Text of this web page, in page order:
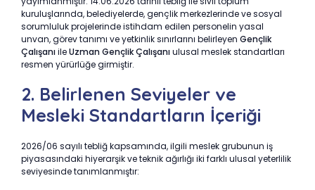
kuruluşlarında, belediyelerde, gençlik merkezlerinde ve sosyal
sorumluluk projelerinde istihdam edilen personelin yasal
unvan, görev tanımı ve yetkinlik sınırlarını belirleyen Gençlik
ÇalışanıileUzman Gençlik Çalışanıulusal meslek standartları
resmen yürürlüğe girmiştir.
2. Belirlenen Seviyeler ve
Mesleki Standartların İçeriği
2026/06 sayılı tebliğ kapsamında, ilgili meslek grubunun iş
piyasasındaki hiyerarşik ve teknik ağırlığı iki farklı ulusal yeterlilik
seviyesinde tanımlanmıştır: